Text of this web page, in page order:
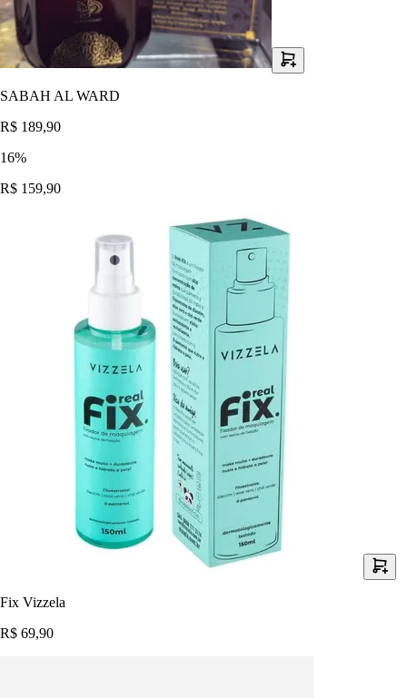
SABAH AL WARD
R$ 189,90
16%
R$ 159,90
Fix Vizzela
R$ 69,90